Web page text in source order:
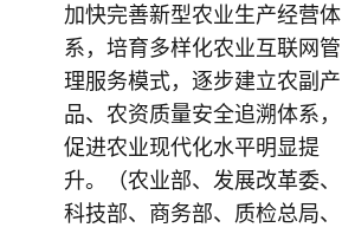
加快完善新型农业生产经营体
系，培育多样化农业互联网管
理服务模式，逐步建立农副产
品、农资质量安全追溯体系，
促进农业现代化水平明显提
升。（农业部、发展改革委、
科技部、商务部、质检总局、